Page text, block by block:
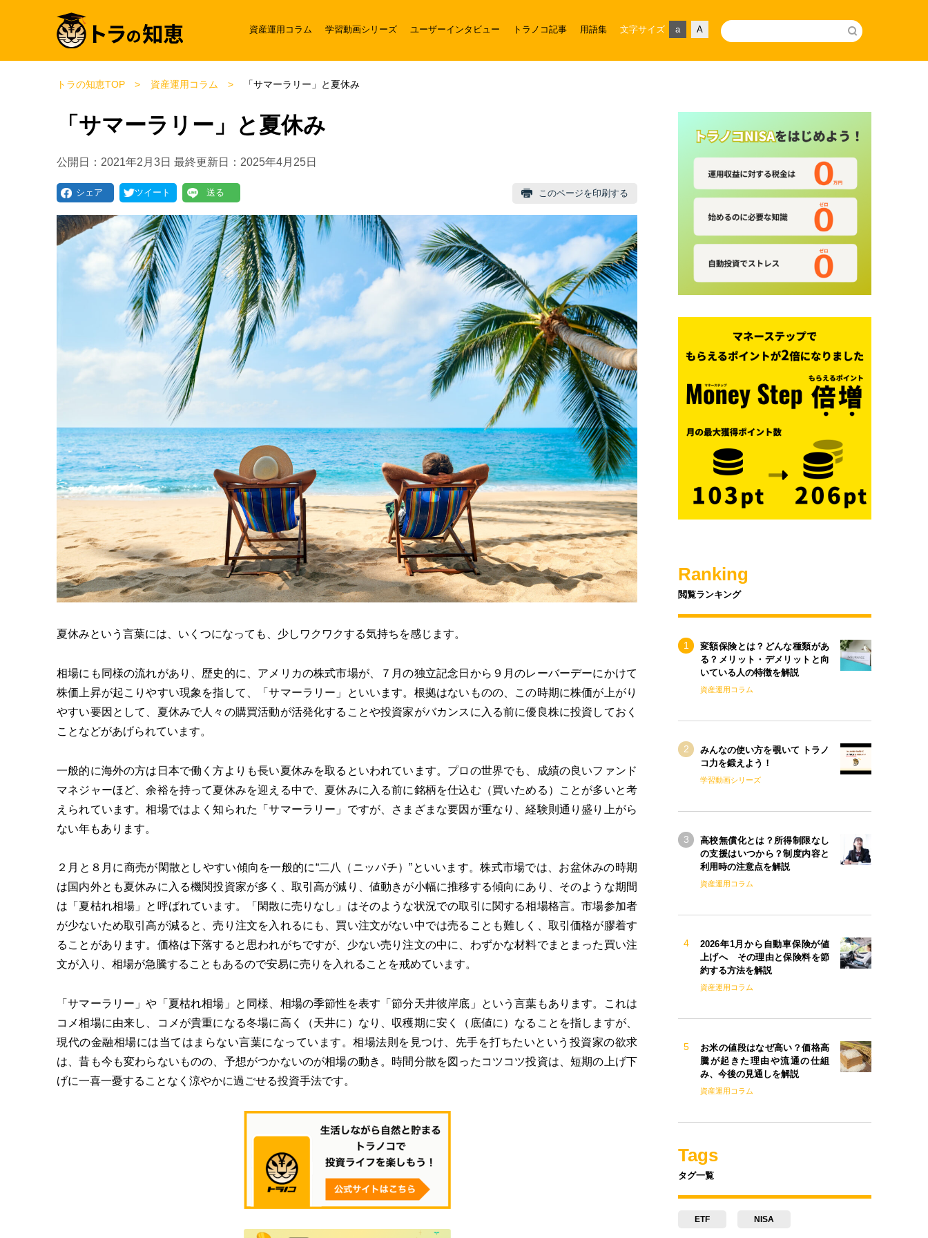
資産運用コラム 学習動画シリーズ ユーザーインタビュー トラノコ記事 用語集 文字サイズ a A
トラの知恵TOP 資産運用コラム 「サマーラリー」と夏休み
「サマーラリー」と夏休み
公開日： 2021年2月3日 最終更新日： 2025年4月25日
シェア ツイート 送る このページを印刷する
夏休みという言葉には、いくつになっても、少しワクワクする気持ちを感じます。
相場にも同様の流れがあり、歴史的に、アメリカの株式市場が、７月の独立記念日から９月のレーバーデーにかけて
株価上昇が起こりやすい現象を指して、「サマーラリー」といいます。根拠はないものの、この時期に株価が上がり
やすい要因として、夏休みで人々の購買活動が活発化することや投資家がバカンスに入る前に優良株に投資しておく
ことなどがあげられています。
一般的に海外の方は日本で働く方よりも長い夏休みを取るといわれています。プロの世界でも、成績の良いファンド
マネジャーほど、余裕を持って夏休みを迎える中で、夏休みに入る前に銘柄を仕込む（買いためる）ことが多いと考
えられています。相場ではよく知られた「サマーラリー」ですが、さまざまな要因が重なり、経験則通り盛り上がら
ない年もあります。
２月と８月に商売が閑散としやすい傾向を一般的に“二八（ニッパチ）”といいます。株式市場では、お盆休みの時期
は国内外とも夏休みに入る機関投資家が多く、取引高が減り、値動きが小幅に推移する傾向にあり、そのような期間
は「夏枯れ相場」と呼ばれています。「閑散に売りなし」はそのような状況での取引に関する相場格言。市場参加者
が少ないため取引高が減ると、売り注文を入れるにも、買い注文がない中では売ることも難しく、取引価格が膠着す
ることがあります。価格は下落すると思われがちですが、少ない売り注文の中に、わずかな材料でまとまった買い注
文が入り、相場が急騰することもあるので安易に売りを入れることを戒めています。
「サマーラリー」や「夏枯れ相場」と同様、相場の季節性を表す「節分天井彼岸底」という言葉もあります。これは
コメ相場に由来し、コメが貴重になる冬場に高く（天井に）なり、収穫期に安く（底値に）なることを指しますが、
現代の金融相場には当てはまらない言葉になっています。相場法則を見つけ、先手を打ちたいという投資家の欲求
は、昔も今も変わらないものの、予想がつかないのが相場の動き。時間分散を図ったコツコツ投資は、短期の上げ下
げに一喜一憂することなく涼やかに過ごせる投資手法です。
Ranking
閲覧ランキング
変額保険とは？どんな種類があ
る？メリット・デメリットと向
いている人の特徴を解説
資産運用コラム
みんなの使い方を覗いて トラノ
コ力を鍛えよう！
学習動画シリーズ
高校無償化とは？所得制限なし
の支援はいつから？制度内容と
利用時の注意点を解説
資産運用コラム
2026年1月から自動車保険が値
上げへ その理由と保険料を節
約する方法を解説
資産運用コラム
お米の値段はなぜ高い？価格高
騰が起きた理由や流通の仕組
み、今後の見通しを解説
資産運用コラム
Tags
タグ一覧
ETF NISA